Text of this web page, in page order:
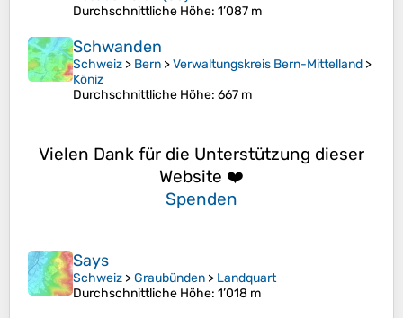
Durchschnittliche Höhe: 1’087 m
Schwanden
Schweiz > Bern >Verwaltungskreis Bern-Mittelland >
Köniz
Durchschnittliche Höhe: 667 m
Vielen Dank für die Unterstützung dieser
Website ❤️
Spenden
Says
Schweiz >Graubünden > Landquart
Durchschnittliche Höhe: 1’018 m